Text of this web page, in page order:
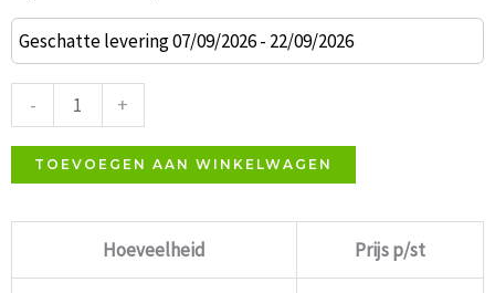
Geschatte levering 07/09/2026 - 22/09/2026
-
Vienna
caféstoel
antiek
gebeitst,
teddy
stoffering
+
TOEVOEGEN AAN WINKELWAGEN
Hoeveelheid Prijs p/st